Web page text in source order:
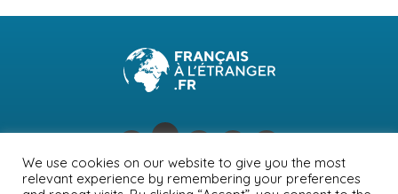
We use cookies on our website to give you the most
relevant experience by remembering your preferences